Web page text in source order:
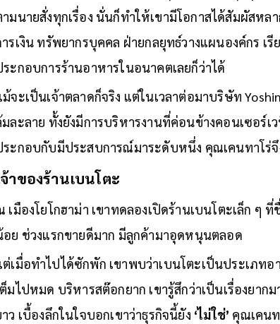
ามนายสั่งทุกเรื่อง นั่นก็ทำให้เขามีโอกาสได้สัมผัสห
รเงิน ทรัพยากรบุคคล ฝ่ายกลยุทธ์วางแผนองค์กร
ระกอบการร้านอาหารในอนาคตเลยก็ว่าได้
ม้จะเป็นเจ้าตลาดก็จริง แต่ในเวลาต่อมาบริษัท
ละลาย ทั้งยังมีการบริหารงานที่ค่อนข้างคอนเซอร์
ระกอบกับมีประสบการณ์มาระดับหนึ่ง คุณเคนทาโร่
จ้าของร้านเบนโตะ
เมืองโยโกฮาม่า เขาทดลองเปิดร้านเบนโตะเล็ก ๆ ที่
อย ช่วงแรกขายดีมาก มีลูกค้ามาอุดหนุนตลอด
ต่เมื่อทำไปได้ซักพัก เขาพบว่าเบนโตะเป็นประเภท
ต็มไปหมด บริหารสต๊อกยาก เขารู้สึกว่าเป็นเรื่องยาก
ว เบื้องลึกในใจบอกเขาว่าธุรกิจนี้ยัง ‘ไม่ใช่’ คุณเคนท